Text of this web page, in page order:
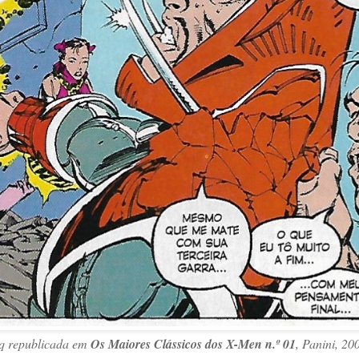
republicada em Os Maiores Clássicos dos X-Men n.º 01, Panini,